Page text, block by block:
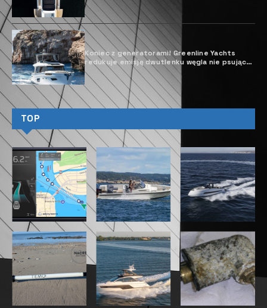
Koniec z generatorami! Greenline Yachts
redukuje emisję dwutlenku węgla nie psując
przy tym zabawy z żeglowania
TOP